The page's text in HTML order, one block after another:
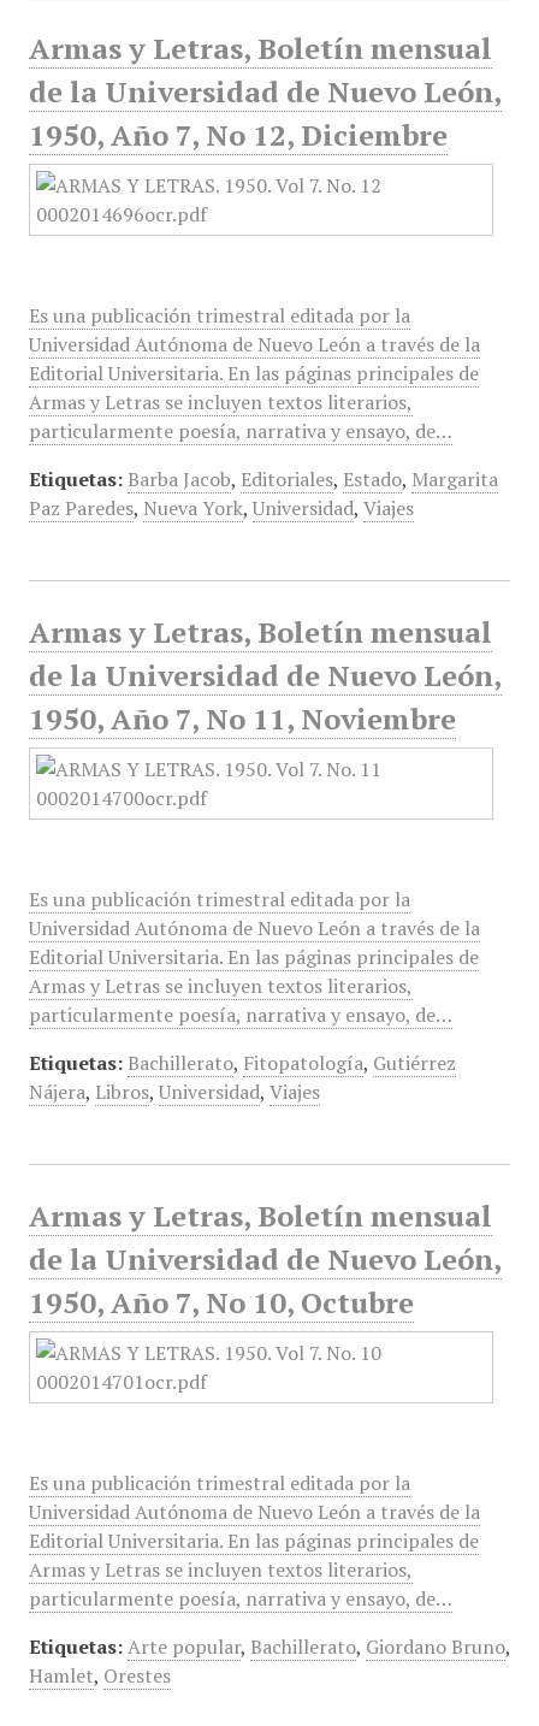
Armas y Letras, Boletín mensual
de la Universidad de Nuevo León,
1950, Año 7, No 12, Diciembre
Es una publicación trimestral editada por la
Universidad Autónoma de Nuevo León a través de la
Editorial Universitaria. En las páginas principales de
Armas y Letras se incluyen textos literarios,
particularmente poesía, narrativa y ensayo, de…
Etiquetas: Barba Jacob, Editoriales, Estado, Margarita
Paz Paredes, Nueva York, Universidad, Viajes
Armas y Letras, Boletín mensual
de la Universidad de Nuevo León,
1950, Año 7, No 11, Noviembre
Es una publicación trimestral editada por la
Universidad Autónoma de Nuevo León a través de la
Editorial Universitaria. En las páginas principales de
Armas y Letras se incluyen textos literarios,
particularmente poesía, narrativa y ensayo, de…
Etiquetas: Bachillerato, Fitopatología, Gutiérrez
Nájera, Libros, Universidad, Viajes
Armas y Letras, Boletín mensual
de la Universidad de Nuevo León,
1950, Año 7, No 10, Octubre
Es una publicación trimestral editada por la
Universidad Autónoma de Nuevo León a través de la
Editorial Universitaria. En las páginas principales de
Armas y Letras se incluyen textos literarios,
particularmente poesía, narrativa y ensayo, de…
Etiquetas: Arte popular, Bachillerato, Giordano Bruno,
Hamlet, Orestes